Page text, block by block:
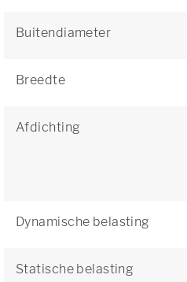
Buitendiameter
Breedte
Afdichting
Dynamische belasting
Statische belasting